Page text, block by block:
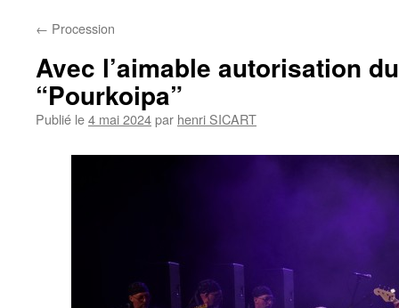
← Procession
Avec l’aimable autorisation
“Pourkoipa”
Publié le4 mai 2024par henri SICART